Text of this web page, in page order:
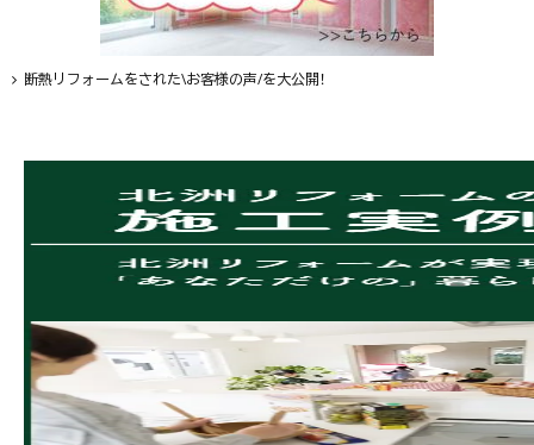
断熱リフォームをされた\お客様の声/を大公開！